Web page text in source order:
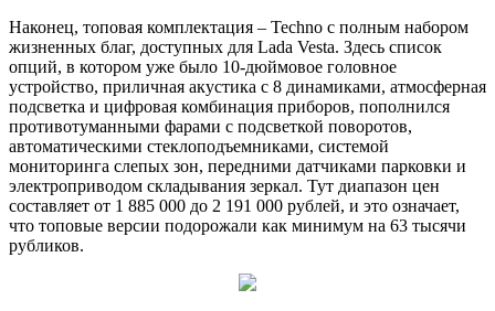
Наконец, топовая комплектация – Techno с полным набором
жизненных благ, доступных для Lada Vesta. Здесь список
опций, в котором уже было 10-дюймовое головное
устройство, приличная акустика с 8 динамиками, атмосферная
подсветка и цифровая комбинация приборов, пополнился
противотуманными фарами с подсветкой поворотов,
автоматическими стеклоподъемниками, системой
мониторинга слепых зон, передними датчиками парковки и
электроприводом складывания зеркал. Тут диапазон цен
составляет от 1 885 000 до 2 191 000 рублей, и это означает,
что топовые версии подорожали как минимум на 63 тысячи
рубликов.